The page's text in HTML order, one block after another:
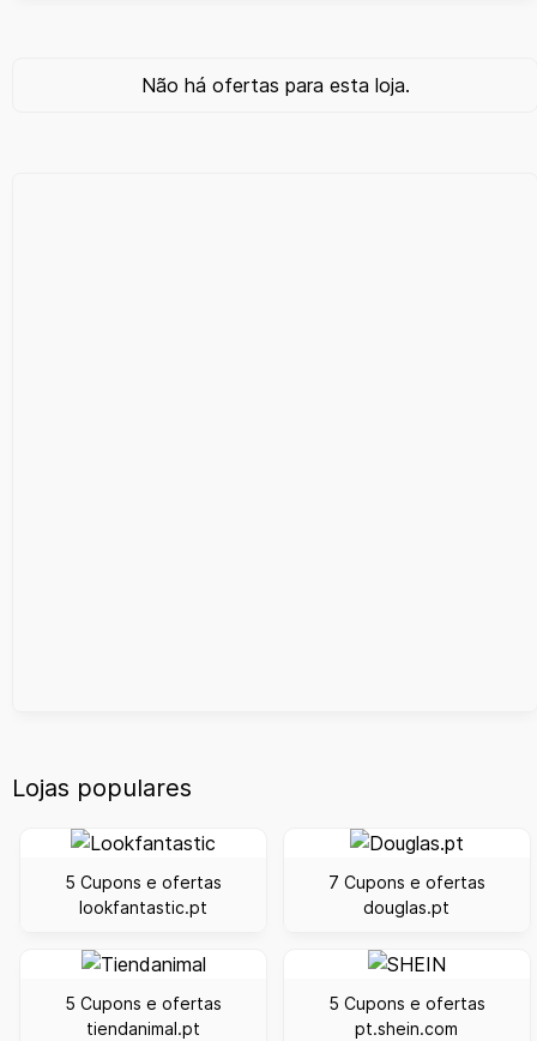
Não há ofertas para esta loja.
Lojas populares
5 Cupons e ofertas
lookfantastic.pt
7 Cupons e ofertas
douglas.pt
5 Cupons e ofertas
tiendanimal.pt
5 Cupons e ofertas
pt.shein.com